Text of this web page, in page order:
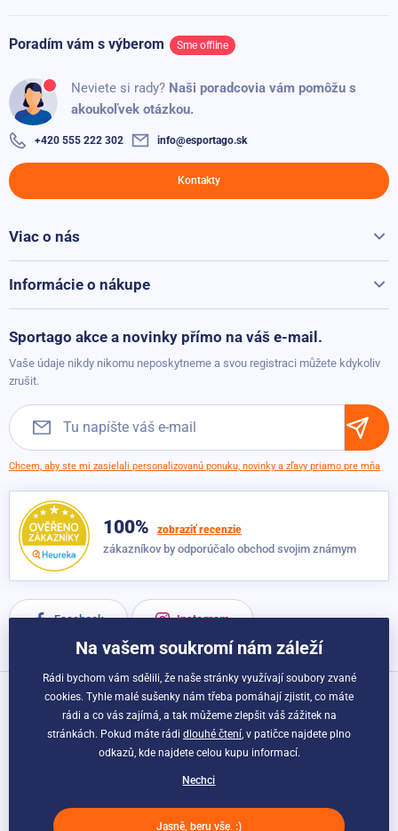
Pridané: 01.10.2025
Poradím vám s výberom Sme offline
Neviete si rady? Naši poradcovia vám pomôžu s
akoukoľvek otázkou.
+420 555 222 302 info@esportago.sk
Kontakty
Viac o nás
Kontakty
Informácie o nákupe
Obchodné podmienky
Sportago akce a novinky přímo na váš e-mail.
Vaše údaje nikdy nikomu neposkytneme a svou registraci můžete kdykoliv
zrušit.
Chcem, aby ste mi zasielali personalizovanú ponuku, novinky a zľavy priamo pre mňa
100% zobraziť recenzie
zákazníkov by odporúčalo obchod svojim známym
Facebook Instagram
Možnosti dopravy a platby:
Na vašem soukromí nám záleží
Rádi bychom vám sdělili, že naše stránky využívají soubory zvané
cookies. Tyhle malé sušenky nám třeba pomáhají zjistit, co máte
rádi a co vás zajímá, a tak můžeme zlepšit váš zážitek na
stránkách. Pokud máte rádi dlouhé čtení, v patičce najdete plno
odkazů, kde najdete celou kupu informací.
Nechci
Jasně, beru vše. :)